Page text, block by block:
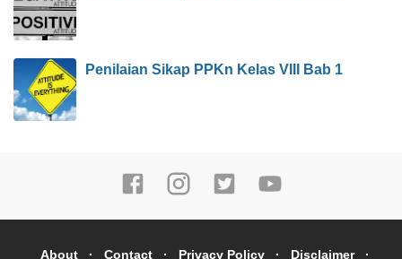
Penilaian Sikap PPKn Kelas VIII Bab 1
About Contact Privacy Policy Disclaimer